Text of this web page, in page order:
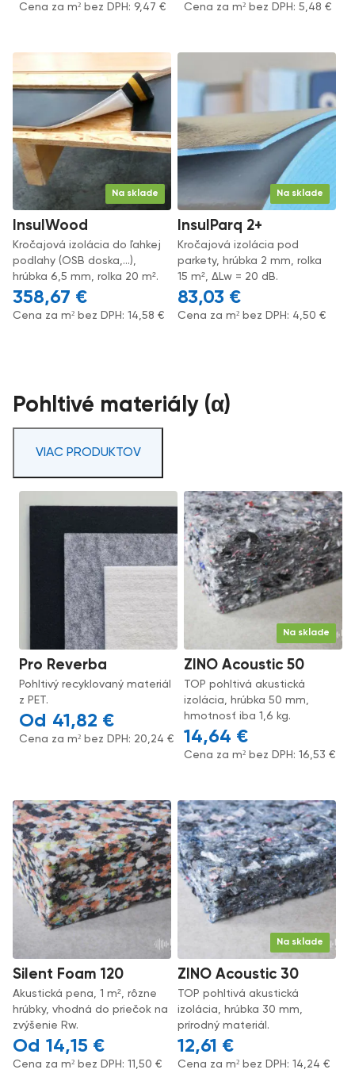
Cena za m² bez DPH:9,47€ Cena za m² bez DPH:5,48€
Na sklade
InsulWood
Kročajová izolácia do ľahkej
podlahy (OSB doska,...),
hrúbka 6,5 mm, rolka 20 m².
358,67 €
Cena za m² bez DPH: 14,58 €
Na sklade
InsulParq 2+
Kročajová izolácia pod
parkety, hrúbka 2 mm, rolka
15 m², ΔLw = 20 dB.
83,03 €
Cena za m² bez DPH: 4,50 €
Pohltivé materiály (α)
VIAC PRODUKTOV
Pro Reverba
Pohltivý recyklovaný materiál
z PET.
41,82 €
Cena za m² bez DPH: 20,24€
Na sklade
ZINO Acoustic 50
TOP pohltivá akustická
izolácia, hrúbka 50 mm,
hmotnosť iba 1,6 kg.
14,64 €
Cena za m² bez DPH:16,53€
Silent Foam 120
Akustická pena, 1 m², rôzne
hrúbky, vhodná do priečok na
zvýšenie Rw.
14,15 €
Cena za m² bez DPH: 11,50 €
Na sklade
ZINO Acoustic 30
TOP pohltivá akustická
izolácia, hrúbka 30 mm,
prírodný materiál.
12,61 €
Cena za m² bez DPH: 14,24 €